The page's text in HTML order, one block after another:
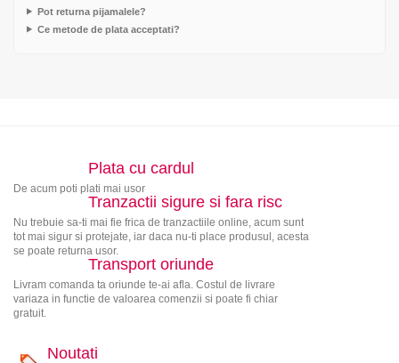
Pot returna pijamalele?
Ce metode de plata acceptati?
Plata cu cardul
De acum poti plati mai usor
Tranzactii sigure si fara risc
Nu trebuie sa-ti mai fie frica de tranzactiile online, acum sunt
tot mai sigur si protejate, iar daca nu-ti place produsul, acesta
se poate returna usor.
Transport oriunde
Livram comanda ta oriunde te-ai afla. Costul de livrare
variaza in functie de valoarea comenzii si poate fi chiar
gratuit.
Noutati